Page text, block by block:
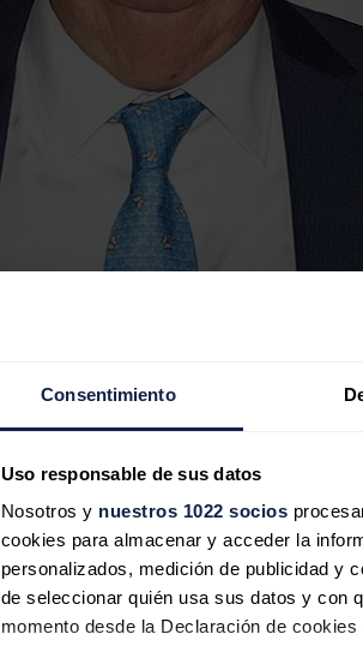
Consentimiento
Uso responsable de sus datos
Nosotros y nuestros 1022 socios
cookies para almacenar y acceder la
personalizados, medición de publicidad y
de seleccionar quién usa sus datos y con
momento desde la Declaración de